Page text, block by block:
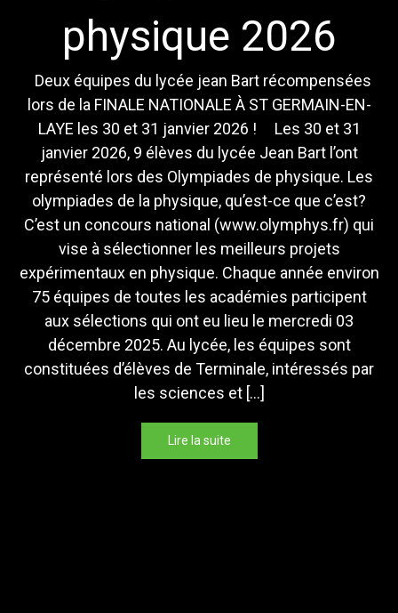
physique 2026
Deux équipes du lycée jean Bart récompensées
lors de la FINALE NATIONALE À ST GERMAIN-EN-
LAYE les 30 et 31 janvier 2026 ! Les 30 et 31
janvier 2026, 9 élèves du lycée Jean Bart l’ont
représenté lors des Olympiades de physique. Les
olympiades de la physique, qu’est-ce que c’est?
C’est un concours national (www.olymphys.fr) qui
vise à sélectionner les meilleurs projets
expérimentaux en physique. Chaque année environ
75 équipes de toutes les académies participent
aux sélections qui ont eu lieu le mercredi 03
décembre 2025. Au lycée, les équipes sont
constituées d’élèves de Terminale, intéressés par
les sciences et […]
Lire la suite